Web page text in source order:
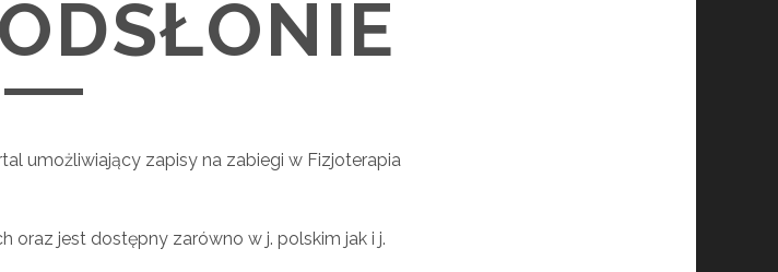
umożliwiający zapisy na zabiegi w Fizjoterapia
oraz jest dostępny zarówno w j. polskim jak i j.